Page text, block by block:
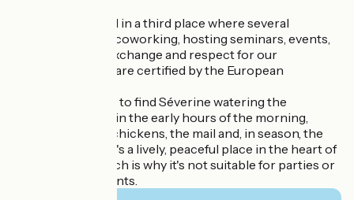
The gîte is located in a third place where several
activities coexist: coworking, hosting seminars, events,
etc., in a spirit of exchange and respect for our
environment (we are certified by the European
So it's not unusual to find Séverine watering the
vegetable garden in the early hours of the morning,
looking after the chickens, the mail and, in season, the
swimming pool... It's a lively, peaceful place in the heart of
a quiet village, which is why it's not suitable for parties or
wedding-type events.